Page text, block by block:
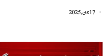
17 جون, 2025